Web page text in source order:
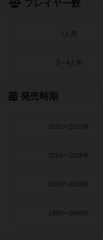
プレイヤー数
1人用
3～4人用
発売時期
2021〜2022年
2016〜2018年
2000〜2010年
1980〜1990年